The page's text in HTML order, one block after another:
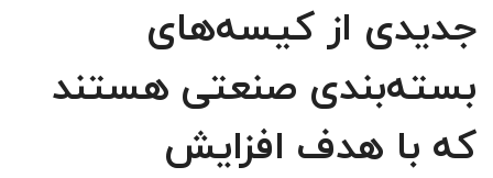
جدیدی از کیسه‌های
بسته‌بندی صنعتی هستند
که با هدف افزایش